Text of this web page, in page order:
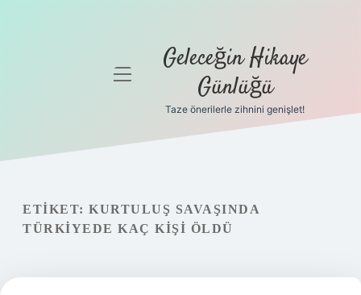
Gizlilik
Yasal Uyarı
menüyü Geleceğin Hikaye
Günlüğü
Taze önerilerle zihnini genişlet!
ETIKET: KURTULUŞ SAVAŞINDA
TÜRKIYEDE KAÇ KIŞI ÖLDÜ